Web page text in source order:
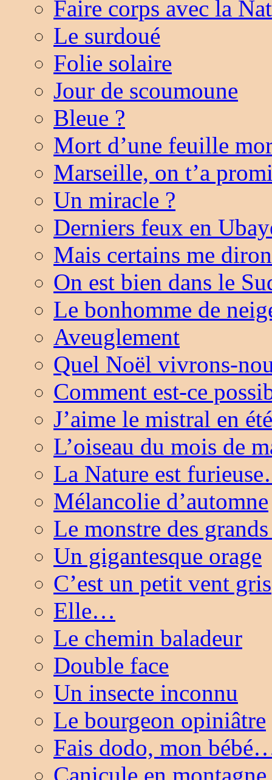
Faire corps avec la
Le surdoué
Folie solaire
Jour de scoumoune
Bleue ?
Mort d’une feuille
Marseille, on t’a
Un miracle ?
Derniers feux en
Mais certains me
On est bien dans le
Le bonhomme de
Aveuglement
Quel Noël vivrons-
Comment est-ce
J’aime le mistral en été
L’oiseau du mois de
La Nature est
Mélancolie d’automne
Le monstre des
Un gigantesque orage
C’est un petit vent gris
Elle…
Le chemin baladeur
Double face
Un insecte inconnu
Le bourgeon opiniâtre
Fais dodo, mon